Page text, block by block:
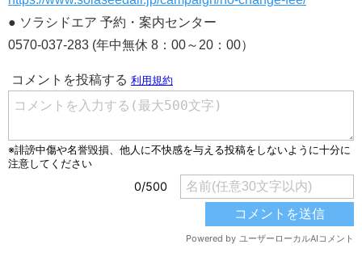
● ソラシドエア 予約・案内センター
0570-037-283 (年中無休 8：00～20：00）